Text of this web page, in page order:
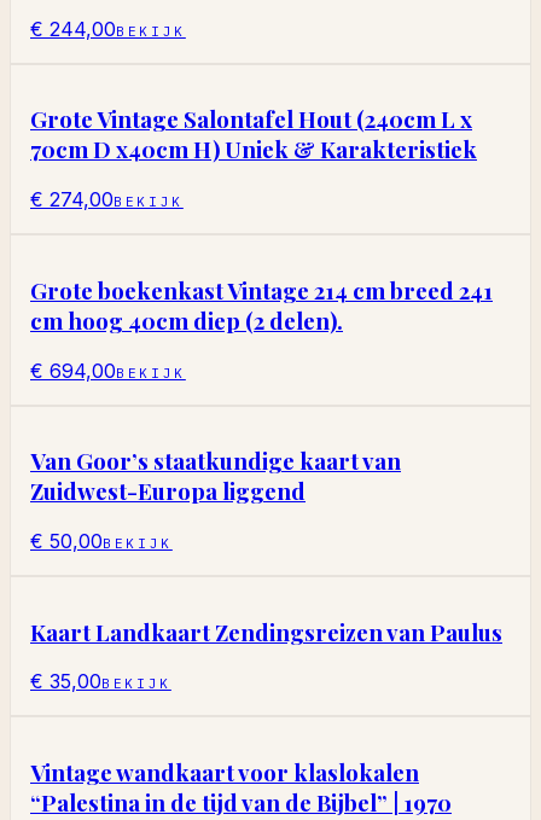
€ 244,00BEKIJK
Grote Vintage Salontafel Hout (240cm L x
70cm D x40cm H) Uniek & Karakteristiek
€ 274,00BEKIJK
Grote boekenkast Vintage 214 cm breed 241
cm hoog 40cm diep (2 delen).
€ 694,00BEKIJK
Van Goor’s staatkundige kaart van
Zuidwest-Europa liggend
€ 50,00BEKIJK
Kaart Landkaart Zendingsreizen van Paulus
€ 35,00BEKIJK
Vintage wandkaart voor klaslokalen
“Palestina in de tijd van de Bijbel” | 1970